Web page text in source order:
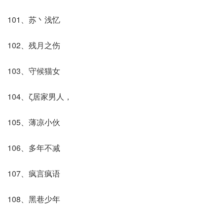
101、苏丶浅忆
102、残月之伤
103、守候猫女
104、ζ居家男人，
105、薄凉小伙
106、多年不减
107、疯言疯语
108、黑巷少年